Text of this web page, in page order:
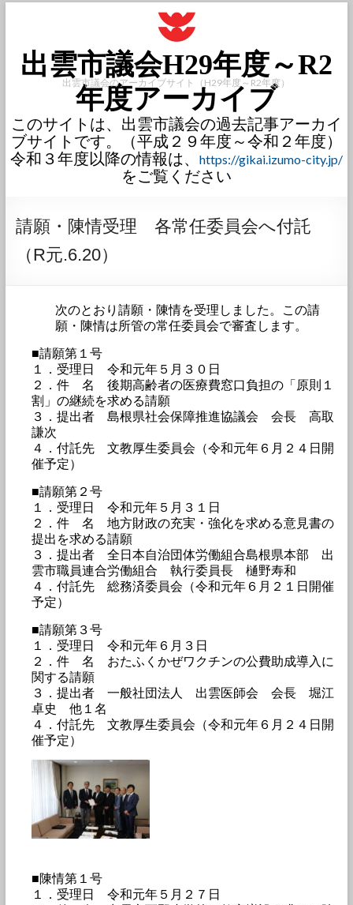
出雲市議会H29年度～R2
年度アーカイブ
出雲市議会のアーカイブサイト（H29年度～R2年度）
このサイトは、出雲市議会の過去記事アーカイ
ブサイトです。（平成２９年度～令和２年度）
令和３年度以降の情報は、
https://gikai.izumo-city.jp/
をご覧ください
請願・陳情受理 各常任委員会へ付託
（R元.6.20）
次のとおり請願・陳情を受理しました。この請
願・陳情は所管の常任委員会で審査します。
■請願第１号
１．受理日 令和元年５月３０日
２．件 名 後期高齢者の医療費窓口負担の「原則１
割」の継続を求める請願
３．提出者 島根県社会保障推進協議会 会長 高取
謙次
４．付託先 文教厚生委員会（令和元年６月２４日開
催予定）
■請願第２号
１．受理日 令和元年５月３１日
２．件 名 地方財政の充実・強化を求める意見書の
提出を求める請願
３．提出者 全日本自治団体労働組合島根県本部 出
雲市職員連合労働組合 執行委員長 樋野寿和
４．付託先 総務済委員会（令和元年６月２１日開催
予定）
■請願第３号
１．受理日 令和元年６月３日
２．件 名 おたふくかぜワクチンの公費助成導入に
関する請願
３．提出者 一般社団法人 出雲医師会 会長 堀江
卓史 他１名
４．付託先 文教厚生委員会（令和元年６月２４日開
催予定）
■陳情第１号
１．受理日 令和元年５月２７日